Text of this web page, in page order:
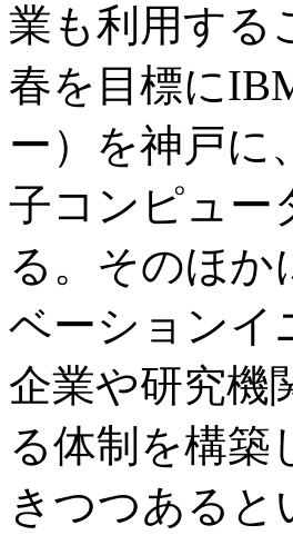
業も利用する
春を目標に
ー）を神戸に
子コンピュー
る。そのほか
ベーションイ
企業や研究機
る体制を構築
きつつある